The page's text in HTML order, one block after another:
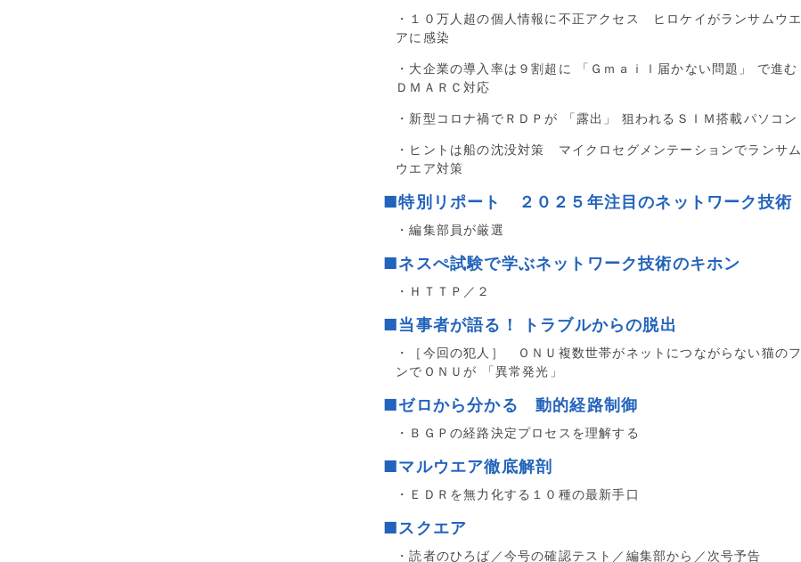
・１０万人超の個人情報に不正アクセス ヒロケイがランサムウエ
アに感染
・大企業の導入率は９割超に 「Ｇｍａｉｌ届かない問題」 で進む
ＤＭＡＲＣ対応
・新型コロナ禍でＲＤＰが 「露出」 狙われるＳＩＭ搭載パソコン
・ヒントは船の沈没対策 マイクロセグメンテーションでランサム
ウエア対策
■特別リポート ２０２５年注目のネットワーク技術
・編集部員が厳選
■ネスぺ試験で学ぶネットワーク技術のキホン
・ＨＴＴＰ／２
■当事者が語る！ トラブルからの脱出
・［今回の犯人］ ＯＮＵ複数世帯がネットにつながらない猫のフ
ンでＯＮＵが 「異常発光」
■ゼロから分かる 動的経路制御
・ＢＧＰの経路決定プロセスを理解する
■マルウエア徹底解剖
・ＥＤＲを無力化する１０種の最新手口
■スクエア
・読者のひろば／今号の確認テスト／編集部から／次号予告